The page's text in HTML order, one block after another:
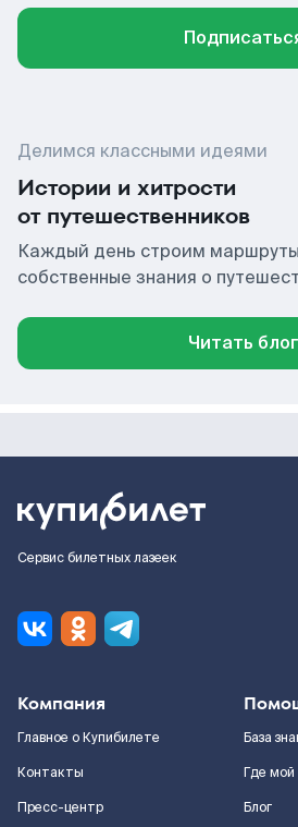
Делимся классными идеями
Истории и хитрости
от путешественников
Каждый день строим маршруты
собственные знания о
Читать блог
Сервис билетных лазеек
Компания
Главное о Купибилете
Контакты
Пресс-центр
База
Где мой
Блог